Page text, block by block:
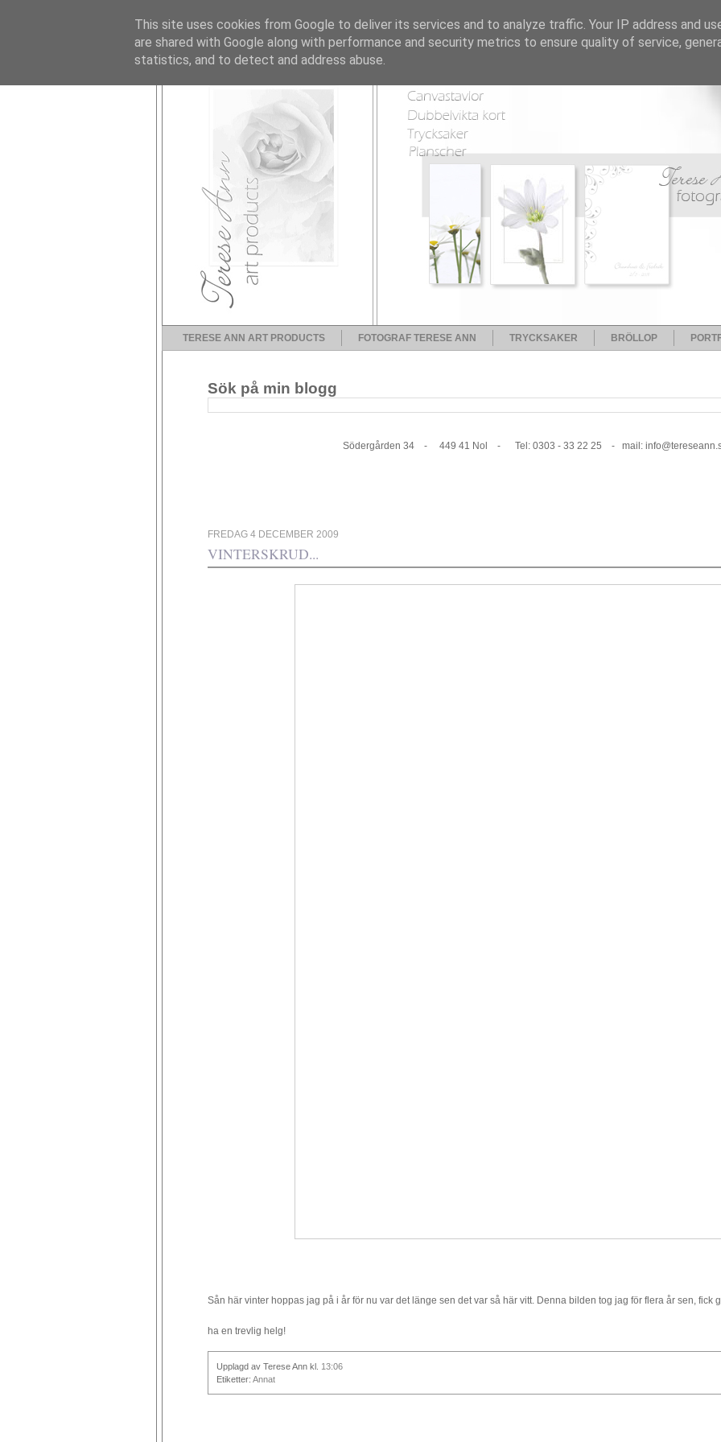
TERESE ANN ART PRODUCTS FOTOGRAF TERESE ANN TRYCKSAKER BRÖLLOP
Sök på min blogg
Södergården 34 - 449 41 Nol - Tel: 0303 - 33 22 25 - mail:
FREDAG 4 DECEMBER 2009
VINTERSKRUD...
Sån här vinter hoppas jag på i år för nu var det länge sen det var så här vitt. Denna bilden tog jag för flera år sen, fick
ha en trevlig helg!
Upplagd av Terese Ann kl. 13:06
Etiketter: Annat
This site uses cookies from Google to deliver its services and to analyze traffic. Your IP address and
are shared with Google along with performance and security metrics to ensure quality of service,
statistics, and to detect and address abuse.